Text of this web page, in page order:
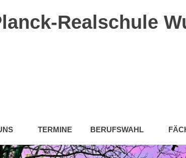
Realschule
TERMINE BERUFSWAHL